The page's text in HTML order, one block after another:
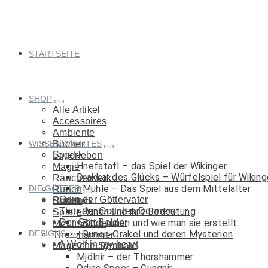
STARTSEITE
SHOP
Alle Artikel
Accessoires
Ambiente
Bücher
Lagerleben
Magie
Räucherwerk
Runen
Schmuck
Spiele
Met und Co.
Thorshammer
WISSENSWERTES
Spiele
Hnefatafl – das Spiel der Wikinger
Drakkar des Glücks – Würfelspiel für
Mühle – Das Spiel aus dem Mittelalter
Runen
Runen und ihre Bedeutung
Binderunen und wie man sie erstellt
Runen-Orakel und deren Mysterien
Magische Symbole
Mjölnir – der Thorshammer
DIE GÖTTER
Odin der Göttervater
Thor der Gott des Donners
Der Gott Balder
DESIGNS
A Wolf in my heart